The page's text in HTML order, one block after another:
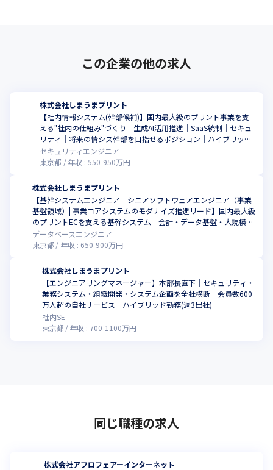
この企業の他の求人
株式会社しまうまプリント
【社内情報システム(幹部候補)】国内最大級のプリント事業を支
える"社内の仕組み"づくり｜生成AI活用推進｜SaaS統制｜セキュ
リティ｜将来の情シス幹部を目指せるポジション｜ハイブリッド
勤務
セキュリティエンジニア
東京都
年収 :550-950万円
株式会社しまうまプリント
【基幹システムエンジニア シニアソフトウェアエンジニア（事業
基盤領域）| 事業コアシステムのモダナイズ推進リード】国内最大級
のプリントECを支える基幹システム｜会計・データ基盤・大規模デ
ータ管理｜ペタバイト級データ｜基幹SaaS接続｜部課長層と協働し
て推進｜ハイブリッド勤務(週1出社)
データベースエンジニア
東京都
年収 : 650-900万円
株式会社しまうまプリント
【エンジニアリングマネージャー】本部長直下｜セキュリティ・
業務システム・組織開発・システム企画を全社横断｜会員数600
万人超の自社サービス｜ハイブリッド勤務(週3出社)
社内SE
東京都
年収 : 700-1100万円
同じ職種の求人
株式会社アフロフェアーインターネット